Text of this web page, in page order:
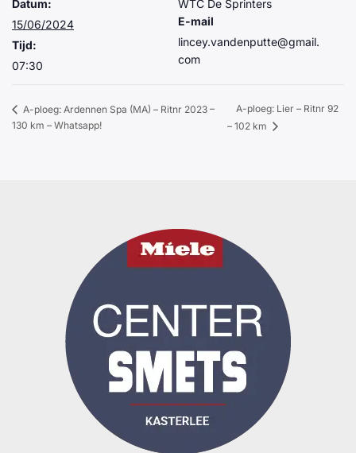
Datum:
15/06/2024
Tijd:
07:30
WTC De Sprinters
E-mail
lincey.vandenputte@gmail.
com
A-ploeg: Ardennen Spa (MA) – Ritnr 2023 –
130 km – Whatsapp!
A-ploeg: Lier – Ritnr 92
– 102 km